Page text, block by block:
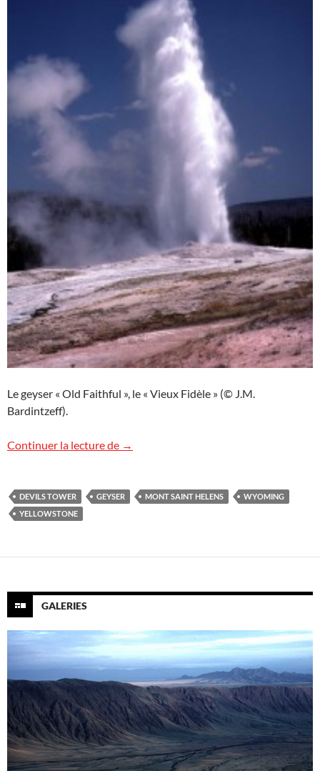
Le geyser « Old Faithful », le « Vieux Fidèle » (© J.M.
Bardintzeff).
Continuer la lecture de Voyage à Yellowstone
→
DEVILS TOWER GEYSER MONT SAINT HELENS
WYOMING
YELLOWSTONE
GALERIES